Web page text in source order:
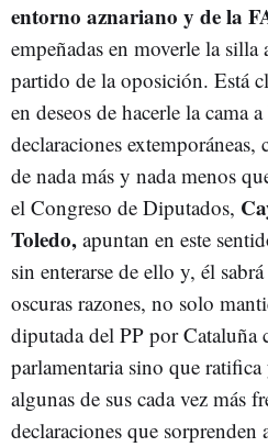
entorno aznariano y de la
empeñadas en moverle la
partido de la oposición. Está
en deseos de hacerle la cama
declaraciones extemporáneas,
de nada más y nada menos
el Congreso de Diputados,
Toledo, apuntan en este
sin enterarse de ello y, él
oscuras razones, no solo
diputada del PP por Cataluña
parlamentaria sino que
algunas de sus cada vez más
declaraciones que sorprenden